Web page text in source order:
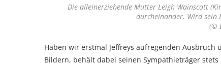
Die alleinerziehende Mutter Leigh Wainscott
durcheinander. Wird sein
(©
Haben wir erstmal Jeffreys aufregenden
Bildern, behält dabei seinen Sympathieträger